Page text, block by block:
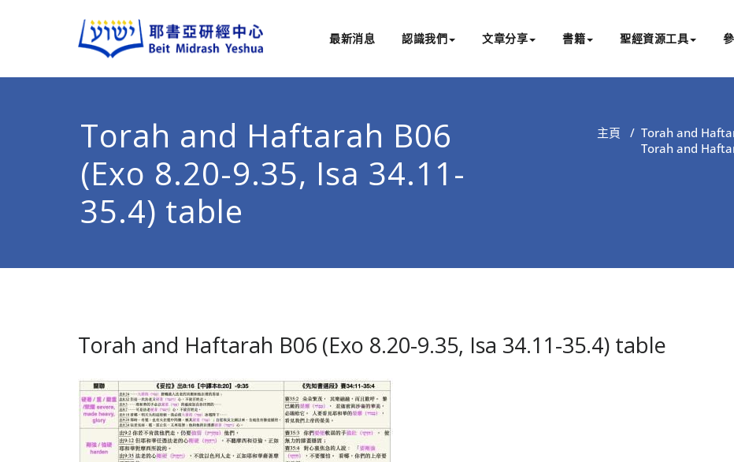
最新消息 認識我們 文章分享 書籍 聖經資源工具
Torah and Haftarah B06
(Exo 8.20-9.35, Isa 34.11-
35.4) table
主頁 / Torah and
Torah and
Torah and Haftarah B06 (Exo 8.20-9.35, Isa 34.11-35.4) table